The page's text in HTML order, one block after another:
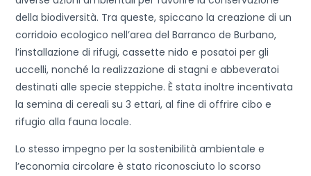
della biodiversità. Tra queste, spiccano la creazione di un
corridoio ecologico nell’area del Barranco de Burbano,
l’installazione di rifugi, cassette nido e posatoi per gli
uccelli, nonché la realizzazione di stagni e abbeveratoi
destinati alle specie steppiche. È stata inoltre incentivata
la semina di cereali su 3 ettari, al fine di offrire cibo e
rifugio alla fauna locale.
Lo stesso impegno per la sostenibilità ambientale e
l’economia circolare è stato riconosciuto lo scorso